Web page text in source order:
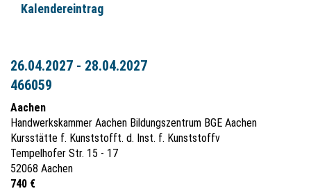
Kalendereintrag
26.04.2027 - 28.04.2027
466059
Aachen
Handwerkskammer Aachen Bildungszentrum BGE Aachen
Kursstätte f. Kunststofft. d. Inst. f. Kunststoffv
Tempelhofer Str. 15 - 17
52068 Aachen
740 €